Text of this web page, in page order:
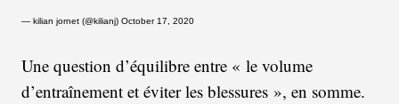
— kilian jornet (@kilianj) October 17, 2020
Une question d’équilibre entre « le volume
d’entraînement et éviter les blessures », en somme.